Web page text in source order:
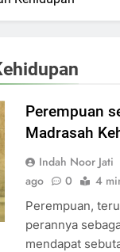
Perempuan
Madrasah
Indah Noor Jati
ago
0 4
Perempuan,
perannya
mendapat